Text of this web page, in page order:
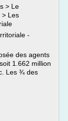
> Le
> Les
-
des agents
1.662 million
Les ¾ des